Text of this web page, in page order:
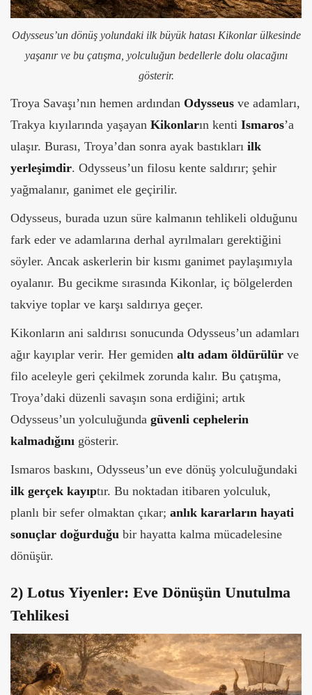
Odysseus’un dönüş yolundaki ilk büyük hatası Kikonlar ülkesinde
yaşanır ve bu çatışma, yolculuğun bedellerle dolu olacağını
gösterir.
Troya Savaşı’nın hemen ardından Odysseus ve adamları,
Trakya kıyılarında yaşayan Kikonların kenti Ismaros’a
ulaşır. Burası, Troya’dan sonra ayak bastıkları ilk
yerleşimdir. Odysseus’un filosu kente saldırır; şehir
yağmalanır, ganimet ele geçirilir.
Odysseus, burada uzun süre kalmanın tehlikeli olduğunu
fark eder ve adamlarına derhal ayrılmaları gerektiğini
söyler. Ancak askerlerin bir kısmı ganimet paylaşımıyla
oyalanır. Bu gecikme sırasında Kikonlar, iç bölgelerden
takviye toplar ve karşı saldırıya geçer.
Kikonların ani saldırısı sonucunda Odysseus’un adamları
ağır kayıplar verir. Her gemiden altı adam öldürülür ve
filo aceleyle geri çekilmek zorunda kalır. Bu çatışma,
Troya’daki düzenli savaşın sona erdiğini; artık
Odysseus’un yolculuğunda güvenli cephelerin
kalmadığını gösterir.
Ismaros baskını, Odysseus’un eve dönüş yolculuğundaki
ilk gerçek kayıptır. Bu noktadan itibaren yolculuk,
planlı bir sefer olmaktan çıkar; anlık kararların hayati
sonuçlar doğurduğu bir hayatta kalma mücadelesine
dönüşür.
2) Lotus Yiyenler: Eve Dönüşün Unutulma
Tehlikesi